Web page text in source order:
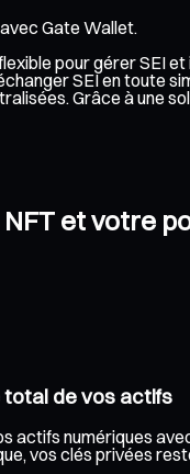
Gate Wallet.
pour gérer SEI
SEI en toute
Grâce à une
et votre
de vos actifs
actifs numériques
vos clés privées